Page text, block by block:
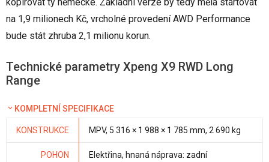
na 1,9 milionech Kč, vrcholné provedení AWD Performance
bude stát zhruba 2,1 milionu korun.
Technické parametry Xpeng X9 RWD Long
Range
KOMPLETNÍ SPECIFIKACE
KONSTRUKCE MPV, 5 316 × 1 988 × 1 785 mm, 2 690 kg
POHON Elektřina, hnaná náprava: zadní